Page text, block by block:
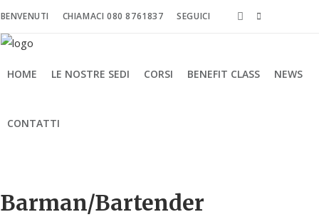
BENVENUTI CHIAMACI 080 8761837 SEGUICI
HOME LE NOSTRE SEDI CORSI BENEFIT CLASS NEWS
CONTATTI
Barman/Bartender